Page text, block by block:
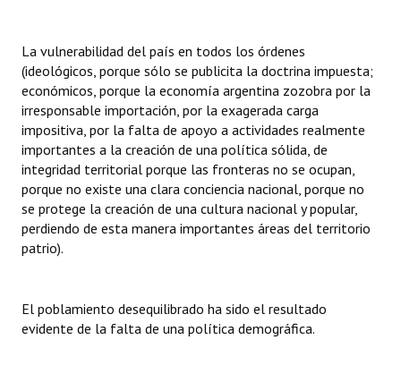
Reconocimientos - Registro
Bariloche, Municipio intercultural
Entrega de distinciones
REFORMA DE LA CARTA ORGÁNICA
La vulnerabilidad del país en todos los órdenes
(ideológicos, porque sólo se publicita la doctrina impuesta;
económicos, porque la economía argentina zozobra por la
irresponsable importación, por la exagerada carga
impositiva, por la falta de apoyo a actividades realmente
importantes a la creación de una política sólida, de
integridad territorial porque las fronteras no se ocupan,
porque no existe una clara conciencia nacional, porque no
se protege la creación de una cultura nacional y popular,
perdiendo de esta manera importantes áreas del territorio
patrio).
El poblamiento desequilibrado ha sido el resultado
evidente de la falta de una política demográfica.